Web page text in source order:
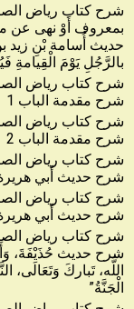
شرح كتاب رياض
حديث أُسامة بْنِ زيد
بالرَّجُلِ يَوْمَ الْقِيامةِ
شرح مقدمة الباب 1
شرح مقدمة الباب 2
شرح حديث أَبي هريرة
شرح حديث أَبي هريرة
شرح حديث حُذَيْفَةَ،
اللَّه، تَباركَ
الْجَنَّةُ”